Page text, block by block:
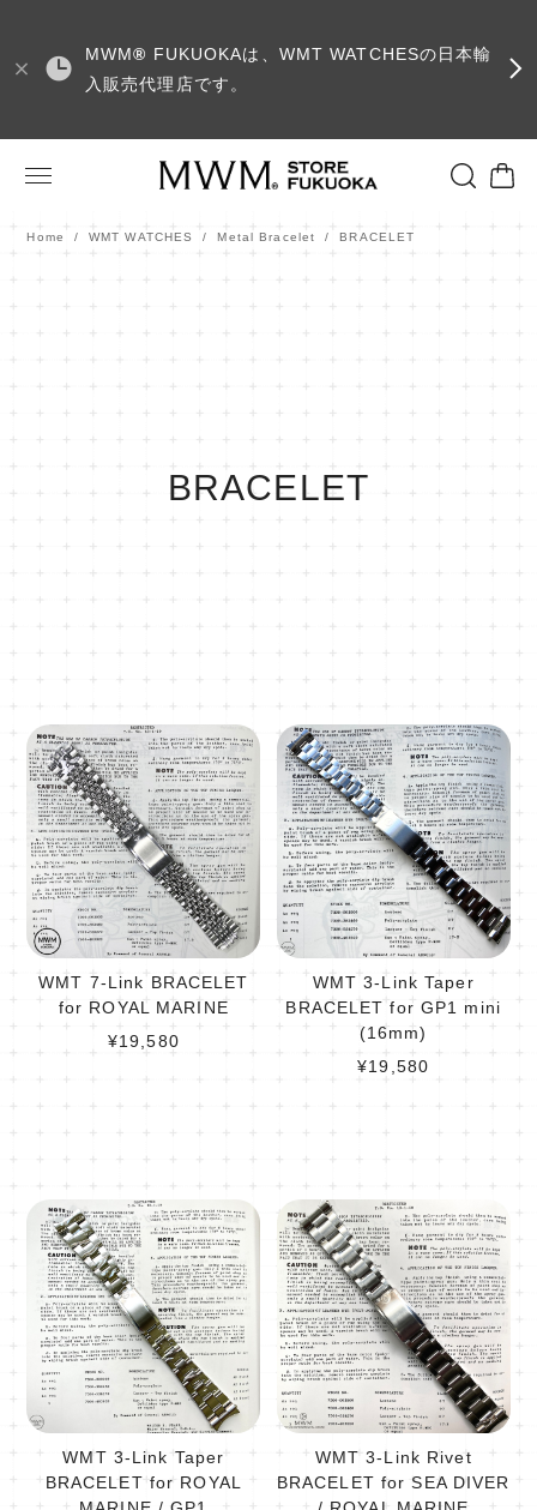
MWM® FUKUOKAは、WMT WATCHESの日本輸
入販売代理店です。
Home WMT WATCHES Metal Bracelet BRACELET
BRACELET
WMT 7-Link BRACELET
for ROYAL MARINE
¥19,580
WMT 3-Link Taper
BRACELET for GP1 mini
(16mm)
¥19,580
WMT 3-Link Taper
BRACELET for ROYAL
WMT 3-Link Rivet
BRACELET for SEA DIVER